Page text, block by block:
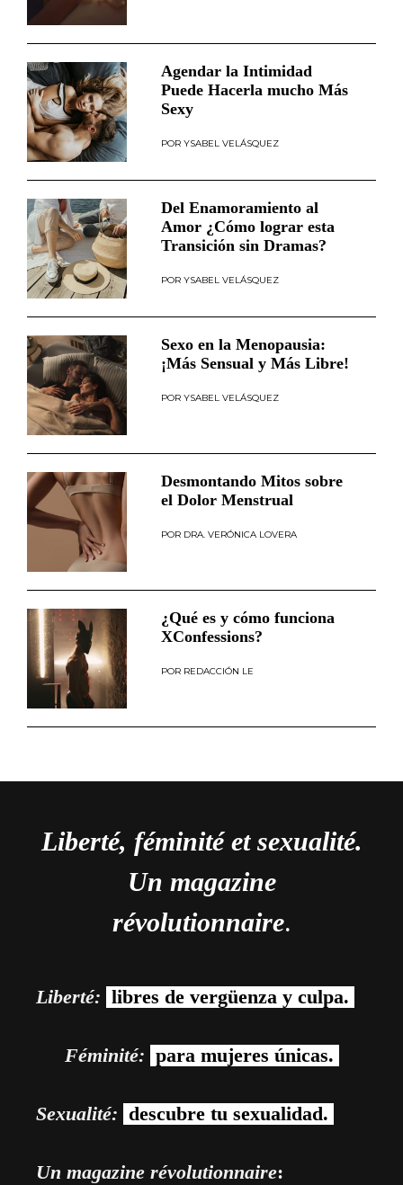
Agendar la Intimidad
Puede Hacerla mucho Más
Sexy
YSABEL VELÁSQUEZ
Del Enamoramiento al
Amor ¿Cómo lograr esta
Transición sin Dramas?
YSABEL VELÁSQUEZ
Sexo en la Menopausia:
¡Más Sensual y Más Libre!
YSABEL VELÁSQUEZ
Desmontando Mitos sobre
el Dolor Menstrual
DRA. VERÓNICA LOVERA
¿Qué es y cómo funciona
XConfessions?
REDACCIÓN LE
Liberté, féminité et sexualité.
Un magazine
révolutionnaire.
Liberté: libres de vergüenza y culpa.
Féminité: para mujeres únicas.
Sexualité: descubre tu sexualidad.
Un magazine révolutionnaire: